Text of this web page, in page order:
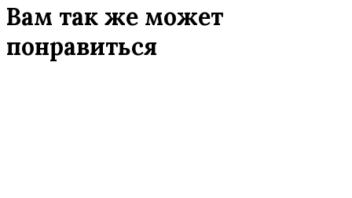
Вам так же может
понравиться